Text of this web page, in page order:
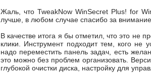
Жаль, что TweakNow WinSecret Plus! for
лучше, в любом случае спасибо за
В качестве итога я бы отметил, что это не
клики. Инструмент подходит тем, кого не
надо переместить панель задач, есть
это можно без проблем организовать.
глубокой очистки диска, настройку для